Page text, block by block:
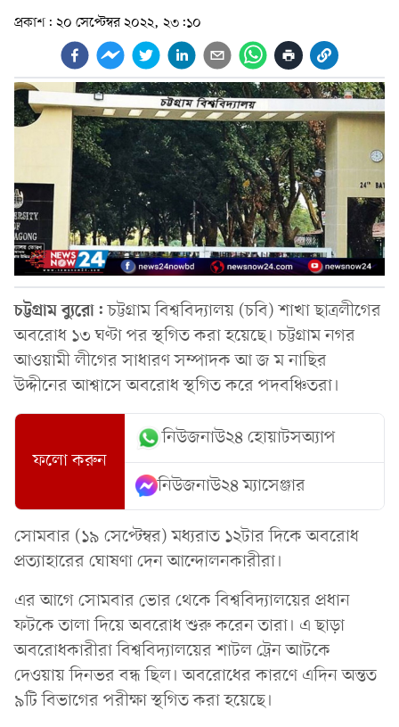
প্রকাশ: ২০ সেপ্টেম্বর ২০২২, ২৩:১০
চট্টগ্রামব্যুরো:চট্টগ্রাম বিশ্ববিদ্যালয় (চবি) শাখা ছাত্রলীগের
অবরোধ ১৩ ঘণ্টা পর স্থগিত করা হয়েছে। চট্টগ্রাম নগর
আওয়ামী লীগের সাধারণ সম্পাদক আ জ ম নাছির
উদ্দীনের আশ্বাসে অবরোধ স্থগিত করে পদবঞ্চিতরা।
ফলো করুন
নিউজনাউ২৪ হোয়াটসঅ্যাপ
নিউজনাউ২৪ ম্যাসেঞ্জার
সোমবার (১৯ সেপ্টেম্বর) মধ্যরাত ১২টার দিকে অবরোধ
প্রত্যাহারের ঘোষণা দেন আন্দোলনকারীরা।
এর আগে সোমবার ভোর থেকে বিশ্ববিদ্যালয়ের প্রধান
ফটকে তালা দিয়ে অবরোধ শুরু করেন তারা। এ ছাড়া
অবরোধকারীরা বিশ্ববিদ্যালয়ের শাটল ট্রেন আটকে
দেওয়ায় দিনভর বন্ধ ছিল। অবরোধের কারণে এদিন অন্তত
৯টি বিভাগের পরীক্ষা স্থগিত করা হয়েছে।